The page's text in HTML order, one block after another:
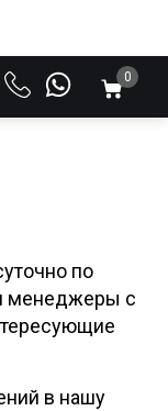
0
по
менеджеры с
в нашу